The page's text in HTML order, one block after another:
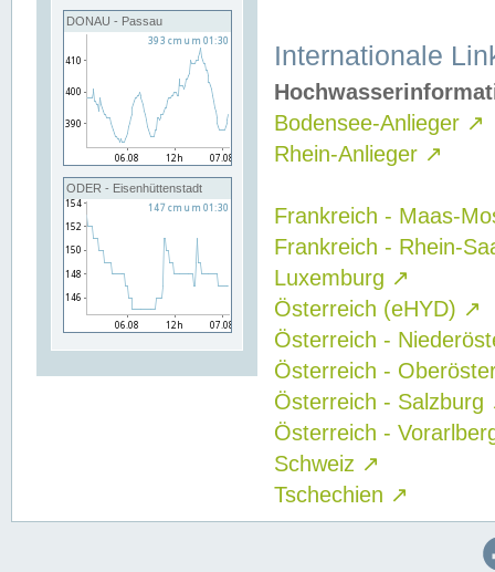
DONAU - Passau
ODER - Eisenhüttenstadt
Internationale
Bodensee-Anlieger ↗
Rhein-Anlieger ↗
Frankreich - Maas-
Frankreich - Rhein-
Luxemburg ↗
Österreich (eHYD) ↗
Österreich -
Österreich -
Österreich - Salzburg
Österreich -
Schweiz ↗
Tschechien ↗